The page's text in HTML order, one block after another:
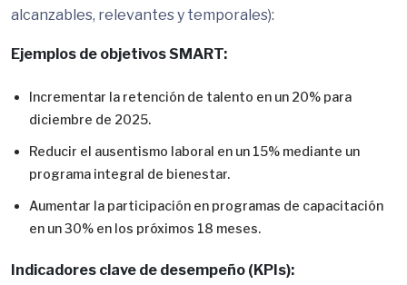
alcanzables, relevantes y temporales):
Ejemplos de objetivos SMART:
Incrementar la retención de talento en un 20% para
diciembre de 2025.
Reducir el ausentismo laboral en un 15% mediante un
programa integral de bienestar.
Aumentar la participación en programas de capacitación
en un 30% en los próximos 18 meses.
Indicadores clave de desempeño (KPIs):